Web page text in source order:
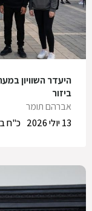
היעדר השוויון
ביזור
אברהם תומר
כ"ח
13 יולי 2026